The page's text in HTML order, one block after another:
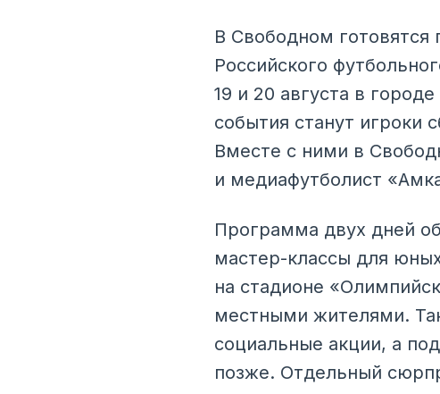
В Свободном
Российского
19 и 20 августа в
события станут игроки
Вместе с ними в
и медиафутболист
Программа двух дней
мастер-классы для
на стадионе
местными жителями.
социальные акции, а
позже. Отдельный